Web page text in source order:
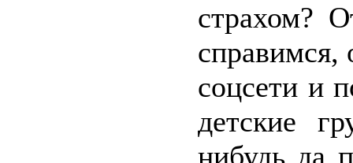
страхом?
справимся,
соцсети и
детские
нибудь да